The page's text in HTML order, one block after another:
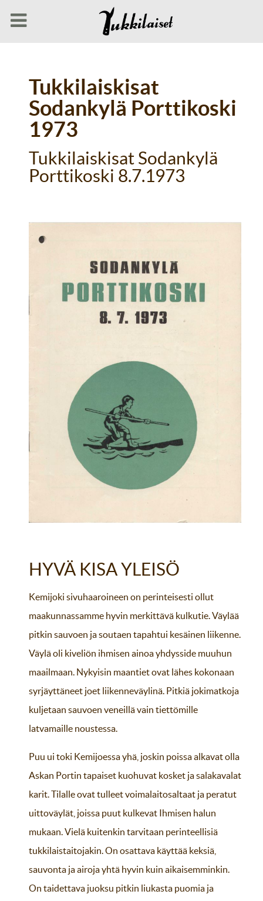
Tukkilaiskisat
Sodankylä Porttikoski
1973
Tukkilaiskisat Sodankylä
Porttikoski 8.7.1973
HYVÄ KISA YLEISÖ
Kemijoki sivuhaaroineen on perinteisesti ollut
maakunnassamme hyvin merkittävä kulkutie. Väylää
pitkin sauvoen ja soutaen tapahtui kesäinen liikenne.
Väylä oli kiveliön ihmisen ainoa yhdysside muuhun
maailmaan. Nykyisin maantiet ovat lähes kokonaan
syrjäyttäneet joet liikenneväylinä. Pitkiä jokimatkoja
kuljetaan sauvoen veneillä vain tiettömille
latvamaille noustessa.
Puu ui toki Kemijoessa yhä, joskin poissa alkavat olla
Askan Portin tapaiset kuohuvat kosket ja salakavalat
karit. Tilalle ovat tulleet voimalaitosaltaat ja peratut
uittoväylät, joissa puut kulkevat Ihmisen halun
mukaan. Vielä kuitenkin tarvitaan perinteellisiä
tukkilaistaitojakin. On osattava käyttää keksiä,
sauvonta ja airoja yhtä hyvin kuin aikaisemminkin.
On taidettava juoksu pitkin liukasta puomia ja